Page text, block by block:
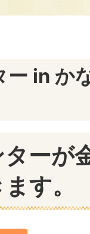
ー in か
ーが
す。